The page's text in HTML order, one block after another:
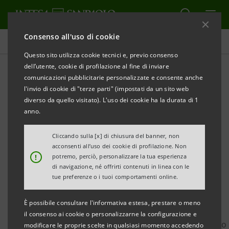
Consenso all'uso di cookie
Questo sito utilizza cookie tecnici e, previo consenso
dell’utente, cookie di profilazione al fine di inviare
comunicazioni pubblicitarie personalizzate e consente anche
l'invio di cookie di "terze parti" (impostati da un sito web
diverso da quello visitato). L'uso dei cookie ha la durata di 1
anno.
!
Cliccando sulla [x] di chiusura del banner, non
acconsenti all’uso dei cookie di profilazione. Non
potremo, perciò, personalizzare la tua esperienza
di navigazione, né offrirti contenuti in linea con le
tue preferenze o i tuoi comportamenti online.
È possibile consultare l'informativa estesa, prestare o meno
il consenso ai cookie o personalizzarne la configurazione e
modificare le proprie scelte in qualsiasi momento accedendo
Governance
Notifica elettronica della
delega
AGGIORNA
E' consentito notificare elettronicamente la delega
calce (o, in alternativa, la casella di
postanotifica.delega@intesasanpaolo.comfornendo